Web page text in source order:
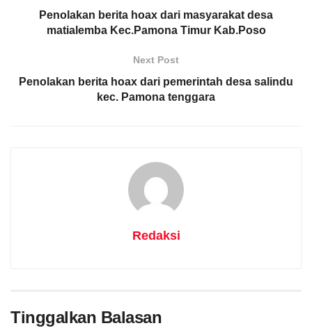
Penolakan berita hoax dari masyarakat desa
matialemba Kec.Pamona Timur Kab.Poso
Next Post
Penolakan berita hoax dari pemerintah desa salindu
kec. Pamona tenggara
Redaksi
Tinggalkan Balasan